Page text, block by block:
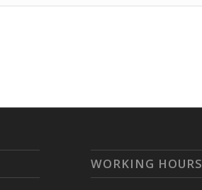
WORKING HOURS